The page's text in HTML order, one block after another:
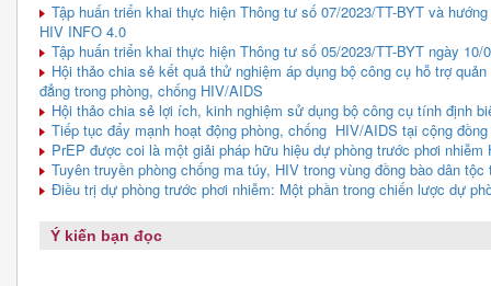
Tập huấn triển khai thực hiện Thông tư số 07/2023/TT-BYT và
HIV INFO 4.0
Tập huấn triển khai thực hiện Thông tư số 05/2023/TT-BYT ngày 10/
Hội thảo chia sẻ kết quả thử nghiệm áp dụng bộ công cụ hỗ trợ
đẳng trong phòng, chống HIV/AIDS
Hội thảo chia sẻ lợi ích, kinh nghiệm sử dụng bộ công cụ tính định
Tiếp tục đẩy mạnh hoạt động phòng, chống HIV/AIDS tại cộng đồng
PrEP được coi là một giải pháp hữu hiệu dự phòng trước phơi nhiễm
Tuyên truyền phòng chống ma túy, HIV trong vùng đồng bào dân
Điều trị dự phòng trước phơi nhiễm: Một phần trong chiến lược dự
Ý kiến bạn đọc